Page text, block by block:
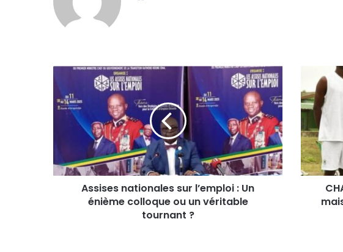
Assises nationales sur l’emploi : Un
énième colloque ou un véritable
tournant ?